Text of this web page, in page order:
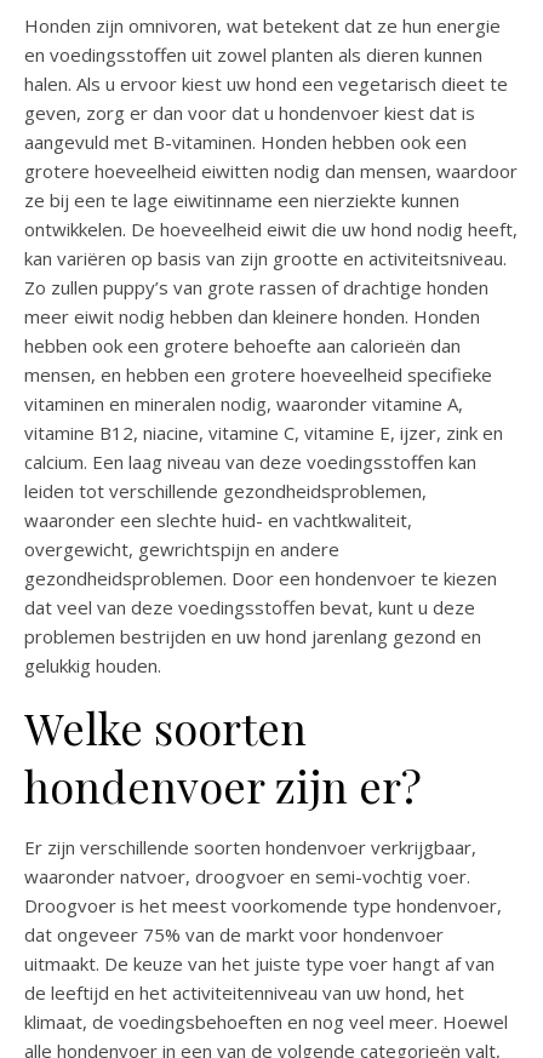
Honden zijn omnivoren, wat betekent dat ze hun energie
en voedingsstoffen uit zowel planten als dieren kunnen
halen. Als u ervoor kiest uw hond een vegetarisch dieet te
geven, zorg er dan voor dat u hondenvoer kiest dat is
aangevuld met B-vitaminen. Honden hebben ook een
grotere hoeveelheid eiwitten nodig dan mensen, waardoor
ze bij een te lage eiwitinname een nierziekte kunnen
ontwikkelen. De hoeveelheid eiwit die uw hond nodig heeft,
kan variëren op basis van zijn grootte en activiteitsniveau.
Zo zullen puppy’s van grote rassen of drachtige honden
meer eiwit nodig hebben dan kleinere honden. Honden
hebben ook een grotere behoefte aan calorieën dan
mensen, en hebben een grotere hoeveelheid specifieke
vitaminen en mineralen nodig, waaronder vitamine A,
vitamine B12, niacine, vitamine C, vitamine E, ijzer, zink en
calcium. Een laag niveau van deze voedingsstoffen kan
leiden tot verschillende gezondheidsproblemen,
waaronder een slechte huid- en vachtkwaliteit,
overgewicht, gewrichtspijn en andere
gezondheidsproblemen. Door een hondenvoer te kiezen
dat veel van deze voedingsstoffen bevat, kunt u deze
problemen bestrijden en uw hond jarenlang gezond en
gelukkig houden.
Welke soorten
hondenvoer zijn er?
Er zijn verschillende soorten hondenvoer verkrijgbaar,
waaronder natvoer, droogvoer en semi-vochtig voer.
Droogvoer is het meest voorkomende type hondenvoer,
dat ongeveer 75% van de markt voor hondenvoer
uitmaakt. De keuze van het juiste type voer hangt af van
de leeftijd en het activiteitenniveau van uw hond, het
klimaat, de voedingsbehoeften en nog veel meer. Hoewel
alle hondenvoer in een van de volgende categorieën valt,